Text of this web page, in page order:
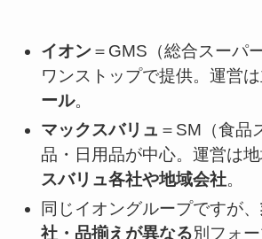
イオン ＝GMS（総合スーパ
ワンストップで提供。運営
ール。
マックスバリュ ＝SM（食品
品・日用品が中心。運営は
スバリュ各社や地域会社。
同じイオングループですが、
社・品揃えが異なる別フォ